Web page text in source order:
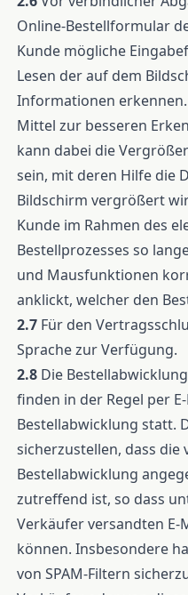
Online-Bestellformular
Kunde mögliche
Lesen der auf dem
Informationen
Mittel zur besseren
kann dabei die
sein, mit deren Hilfe die
Bildschirm vergrößert
Kunde im Rahmen des
Bestellprozesses so
und Mausfunktionen
anklickt, welcher den
2.7 Für den
Sprache zur Verfügung.
2.8 Die
finden in der Regel per
Bestellabwicklung statt.
sicherzustellen, dass die
Bestellabwicklung
zutreffend ist, so dass
Verkäufer versandten
können. Insbesondere
von SPAM-Filtern